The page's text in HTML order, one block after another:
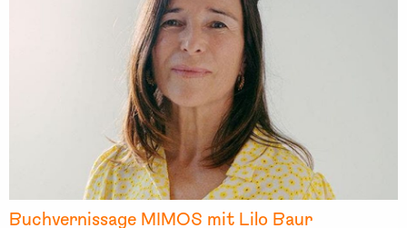
Buchvernissage MIMOS mit Lilo Baur